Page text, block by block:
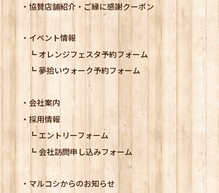
協賛店舗紹介・ご縁に感謝クーポン
イベント情報
オレンジフェスタ予約フォーム
夢拾いウォーク予約フォーム
会社案内
採用情報
エントリーフォーム
会社訪問申し込みフォーム
マルコシからのお知らせ